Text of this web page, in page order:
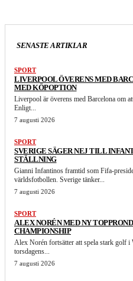
SENASTE ARTIKLAR
SPORT
LIVERPOOL ÖVERENS MED
MED KÖPOPTION
Liverpool är överens med Barcelona om
Enligt...
7 augusti 2026
SPORT
SVERIGE SÄGER NEJ TILL
STÄLLNING
Gianni Infantinos framtid som Fifa-
världsfotbollen. Sverige tänker...
7 augusti 2026
SPORT
ALEX NORÉN MED NY
CHAMPIONSHIP
Alex Norén fortsätter att spela stark golf
torsdagens...
7 augusti 2026